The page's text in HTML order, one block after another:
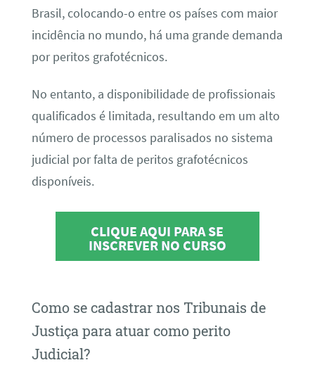
Brasil, colocando-o entre os países com maior
incidência no mundo, há uma grande demanda
por peritos grafotécnicos.
No entanto, a disponibilidade de profissionais
qualificados é limitada, resultando em um alto
número de processos paralisados no sistema
judicial por falta de peritos grafotécnicos
disponíveis.
CLIQUE AQUI PARA SE
INSCREVER NO CURSO
Como se cadastrar nos Tribunais de
Justiça para atuar como perito
Judicial?